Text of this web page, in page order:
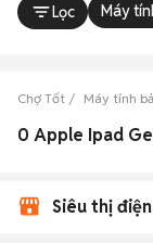
Lọc Máy
Chợ Tốt Máy tính
0 Apple Ipad
Siêu thị